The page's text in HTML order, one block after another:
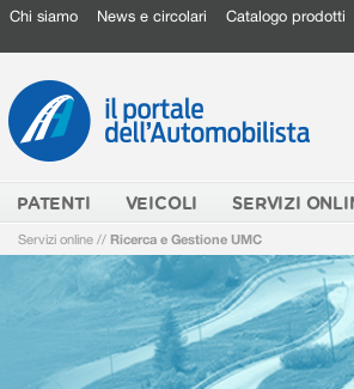
Chi siamo News e circolari Catalogo prodotti
PATENTI VEICOLI SERVIZI
Servizi online // Ricerca e Gestione UMC